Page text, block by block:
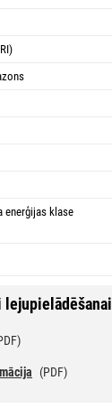
enerģijas klase
(PDF)